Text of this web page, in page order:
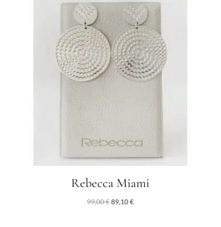
89,00 €.80,10 €.
Rebecca Miami
99,00€Il
89,10€Il